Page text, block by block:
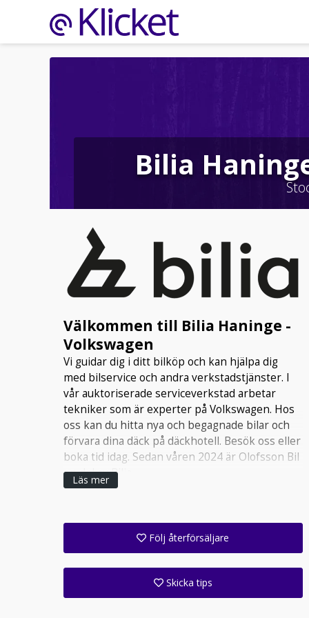
Bilia
Välkommen till Bilia Haninge -
Volkswagen
Vi guidar dig i ditt bilköp och kan hjälpa dig
med bilservice och andra verkstadstjänster. I
vår auktoriserade serviceverkstad arbetar
tekniker som är experter på Volkswagen. Hos
oss kan du hitta nya och begagnade bilar och
förvara dina däck på däckhotell. Besök oss eller
boka tid idag. Sedan våren 2024 är Olofsson Bil
en del av Bilia.
Läs mer
Följ återförsäljare
Skicka tips